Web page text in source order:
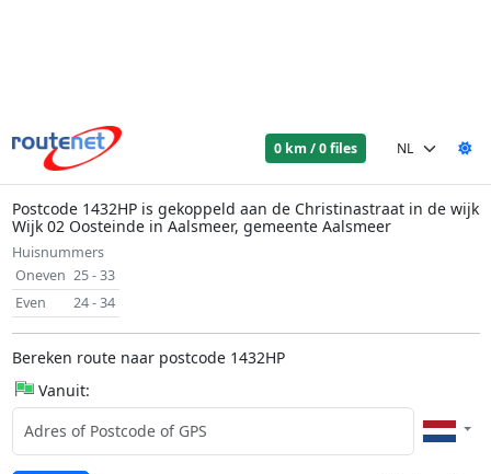
0 km / 0 files
Postcode 1432HP is gekoppeld aan de Christinastraat in de wijk
Wijk 02 Oosteinde in Aalsmeer, gemeente Aalsmeer
Huisnummers
Oneven 25 - 33
Even
24 - 34
Bereken route naar postcode 1432HP
Vanuit: